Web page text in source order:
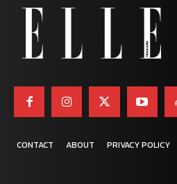
CONTACT ABOUT PRIVACY POLICY